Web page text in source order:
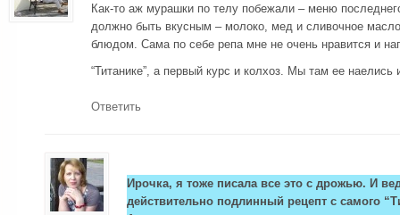
Как-то аж мурашки по телу побежали – меню
должно быть вкусным – молоко, мед и сливочное
блюдом. Сама по себе репа мне не очень нравится и
“Титанике”, а первый курс и колхоз. Мы там ее
Ответить
Ирочка, я тоже писала все это с дрожью. И
действительно подлинный рецепт с самого